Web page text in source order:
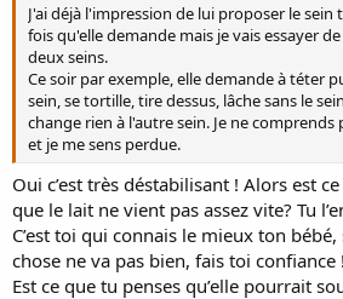
J'ai déjà l'impression de lui proposer le sein
fois qu'elle demande mais je vais essayer
deux seins.
Ce soir par exemple, elle demande à téter
sein, se tortille, tire dessus, lâche sans le
change rien à l'autre sein. Je ne comprends
et je me sens perdue.
Oui c’est très déstabilisant ! Alors est ce
que le lait ne vient pas assez vite? Tu
C’est toi qui connais le mieux ton
chose ne va pas bien, fais toi confiance !
Est ce que tu penses qu’elle pourrait